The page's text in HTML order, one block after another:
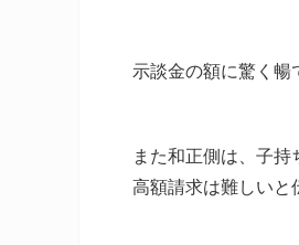
示談金の額に驚く暢
また和正側は、子
高額請求は難しいと